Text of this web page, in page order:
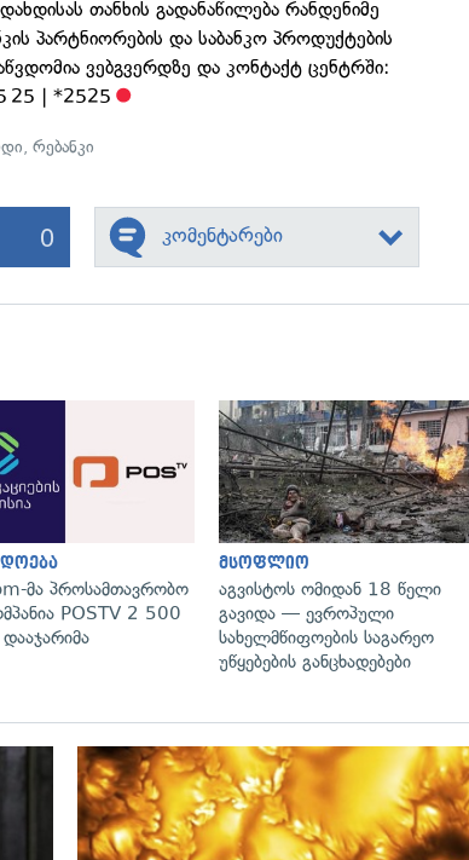
თანხის გადანაწილება რანდენიმე
პარტნიორების და საბანკო პროდუქტების
ვებგვერდზე და კონტაქტ ცენტრში:
25 | *2525
,რებანკი
0 კომენტარები
გადახედვა
მა პროსამთავრობო
POSTV 2 500
მსოფლიო
აგვისტოს ომიდან 18 წელი
გავიდა — ევროპული
სახელმწიფოების საგარეო
უწყებების განცხადებები
გადახედვა